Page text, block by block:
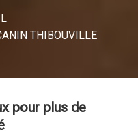
THIBOUVILLE
pour plus de